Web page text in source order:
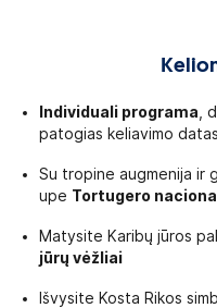
Individuali programa ,
patogias keliavimo datas
Su tropine augmenija ir
upe Tortugero
Matysite Karibų jūros
jūrų vėžliai
Išvysite Kosta Rikos